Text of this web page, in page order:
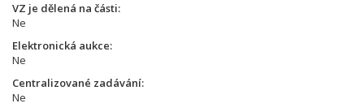
VZ je dělená na části
Ne
Elektronická aukce
Ne
Centralizované zadávání
Ne